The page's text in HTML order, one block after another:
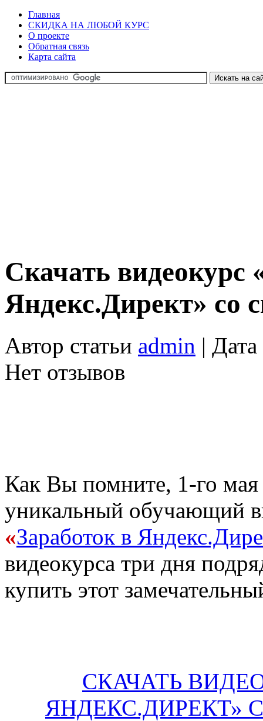
Главная
СКИДКА НА ЛЮБОЙ КУРС
О проекте
Обратная связь
Карта сайта
Скачать видеокурс
Яндекс.Директ» со
Автор статьи admin |
Нет отзывов
Как Вы помните, 1-го
уникальный обучающий
«Заработок в
видеокурса три дня
купить этот
СКАЧАТЬ
ЯНДЕКС.ДИРЕКТ»